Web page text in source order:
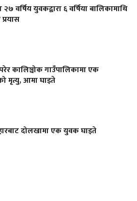
वर्षिय युवकद्वारा ६ वर्षिया बालिकामाथि
कालिञ्चोक गाउँपालिकामा एक
मृत्यु, आमा घाइते
दोलखामा एक युवक घाइते